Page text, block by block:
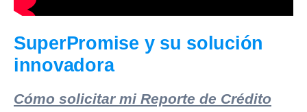
SuperPromise y su solución
innovadora
Cómo solicitar mi Reporte de Crédito